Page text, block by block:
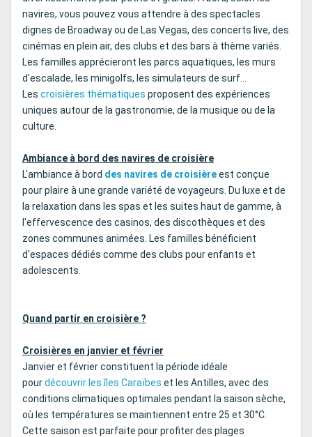
navires, vous pouvez vous attendre à des spectacles
dignes de Broadway ou de Las Vegas, des concerts live, des
cinémas en plein air, des clubs et des bars à thème variés.
Les familles apprécieront les parcs aquatiques, les murs
d'escalade, les minigolfs, les simulateurs de surf...
Les croisières thématiques proposent des expériences
uniques autour de la gastronomie, de la musique ou de la
culture.
Ambiance à bord des navires de croisière
L'ambiance à bord des navires de croisièreest conçue
pour plaire à une grande variété de voyageurs. Du luxe et de
la relaxation dans les spas et les suites haut de gamme, à
l'effervescence des casinos, des discothèques et des
zones communes animées. Les familles bénéficient
d'espaces dédiés comme des clubs pour enfants et
adolescents.
Quand partir en croisière ?
Croisières en janvier et février
Janvier et février constituent la période idéale
pourdécouvrir les îles Caraïbes et les Antilles, avec des
conditions climatiques optimales pendant la saison sèche,
où les températures se maintiennent entre 25 et 30°C.
Cette saison est parfaite pour profiter des plages